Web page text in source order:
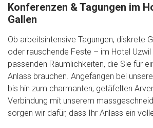
Konferenzen & Tagungen im
Gallen
Ob arbeitsintensive Tagungen, diskrete
oder rauschende Feste – im Hotel Uzwil
passenden Räumlichkeiten, die Sie für
Anlass brauchen. Angefangen bei
bis hin zum charmanten, getäfelten
Verbindung mit unserem
sorgen wir dafür, dass Ihr Anlass ein